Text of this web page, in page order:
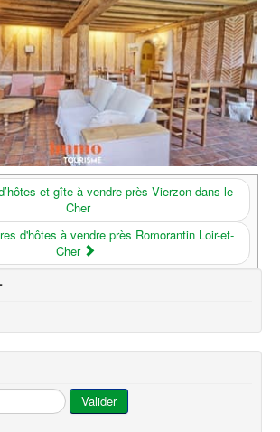
et gîte à vendre près Vierzon dans le
Cher
d'hôtes à vendre près Romorantin Loir-et-
Cher
Valider